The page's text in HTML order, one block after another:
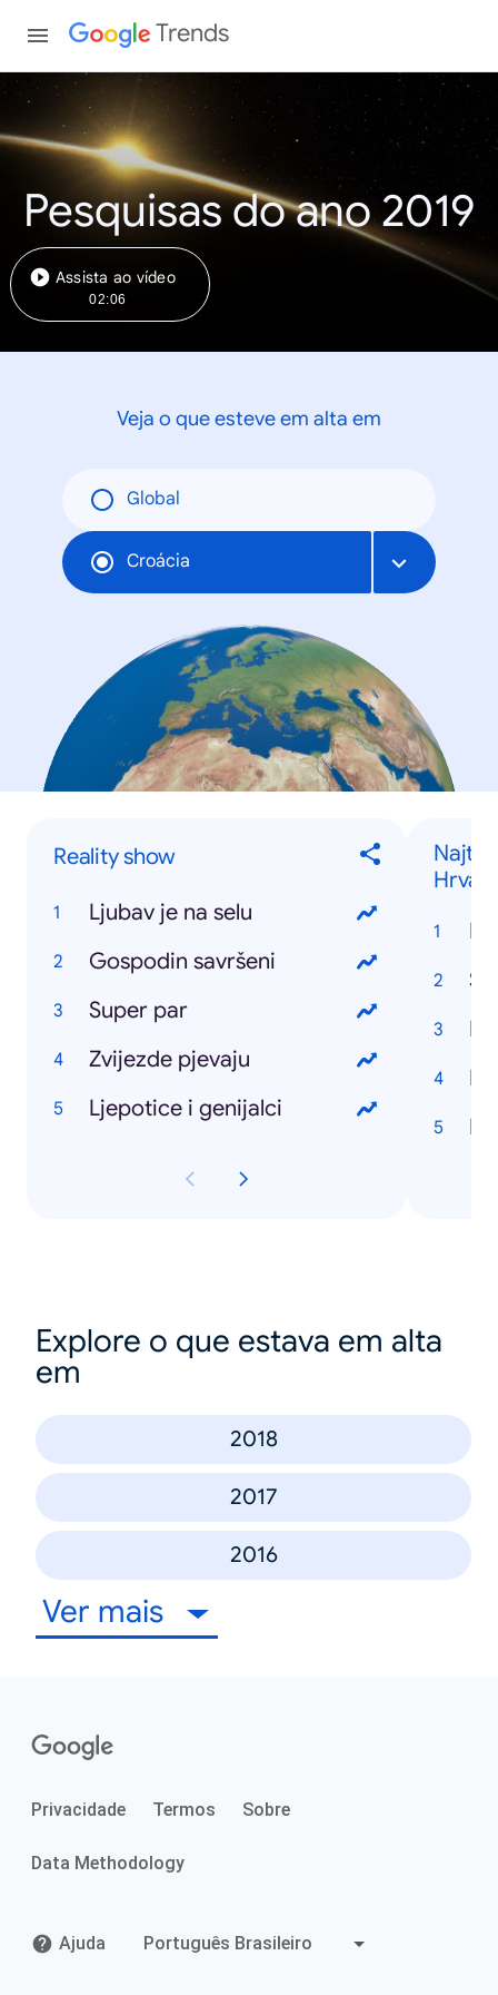
Trends
Pesquisas do ano 2019
Assista ao vídeo
02:06
Veja o que esteve em alta em
Global
Croácia
Reality show
Ljubav je na selu
Gospodin savršeni
Super par
Zvijezde pjevaju
Ljepotice i genijalci
Explore o que estava em alta
em
2018
2017
2016
Ver mais
Privacidade Termos Sobre
Data Methodology
Ajuda